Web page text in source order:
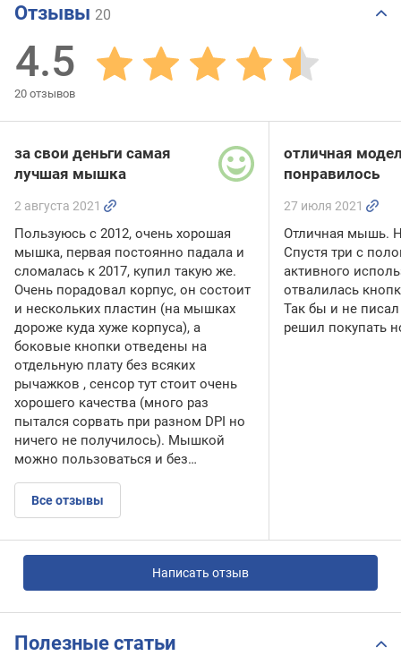
Отзывы 20
4.5
20 отзывов
за свои деньги самая
лучшая мышка
2 августа 2021
Пользуюсь с 2012, очень хорошая
мышка, первая постоянно падала и
сломалась к 2017, купил такую же.
Очень порадовал корпус, он состоит
и нескольких пластин (на мышках
дороже куда хуже корпуса), а
боковые кнопки отведены на
отдельную плату без всяких
рычажков , сенсор тут стоит очень
хорошего качества (много раз
пытался сорвать при разном DPI но
ничего не получилось). Мышкой
можно пользоваться и без…
Все отзывы
отличная
понравилось
27 июля 2021
Отличная мышь.
Спустя три с
активного
отвалилась
Так бы и не
решил покупать
Написать отзыв
Полезные статьи